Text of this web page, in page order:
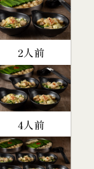
2人前
4人前